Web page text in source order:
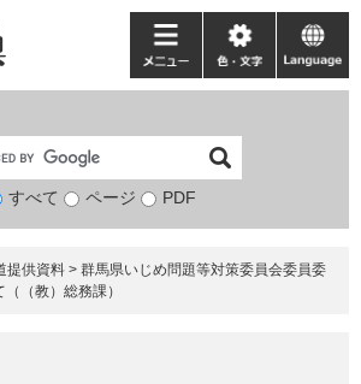
検
象
すべて ページ PDF
メ
ニ
ー
色・
文
language
提供資料 > 群馬県いじめ問題等対策委員会委員委
（教）総務課）